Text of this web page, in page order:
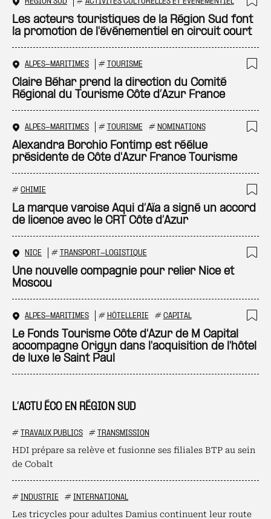
L’ACTU ÉCO EN RÉGION SUD
# TRAVAUX PUBLICS # TRANSMISSION
HDI prépare sa relève et fusionne ses filiales BTP au sein
de Cobalt
# INDUSTRIE # INTERNATIONAL
Les tricycles pour adultes Damius continuent leur route
Les acteurs touristiques de la Région Sud font
la promotion de l'événementiel en circuit court
ALPES-MARITIMES # TOURISME
Claire Béhar prend la direction du Comité
Régional du Tourisme Côte d’Azur France
ALPES-MARITIMES # TOURISME # NOMINATIONS
Alexandra Borchio Fontimp est réélue
présidente de Côte d'Azur France Tourisme
# CHIMIE
La marque varoise Aqui d’Aïa a signé un accord
de licence avec le CRT Côte d’Azur
NICE # TRANSPORT-LOGISTIQUE
Une nouvelle compagnie pour relier Nice et
Moscou
ALPES-MARITIMES # HÔTELLERIE # CAPITAL
Le Fonds Tourisme Côte d'Azur de M Capital
accompagne Origyn dans l'acquisition de l'hôtel
de luxe le Saint Paul